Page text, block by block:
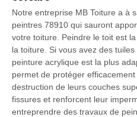
Notre entreprise MB Toiture a à
peintres 78910 qui sauront
votre toiture. Peindre le toit est
la toiture. Si vous avez des
peinture acrylique est la plus
permet de protéger
destruction de leurs couches
fissures et renforcent leur
entreprendre des travaux de